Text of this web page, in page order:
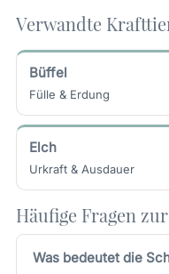
Verwandte
Büffel
Fülle & Erdung
Elch
Urkraft & Ausdauer
Häufige Fragen
Was bedeutet die